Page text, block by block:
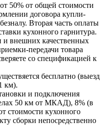
50% от общей стоимости
договора купли-
Вторая часть оплаты
кухонного гарнитура.
и внешних качественных
передачи товара
со спецификацией к
бесплатно (выезд
км).
и подключения
50 км от МКАД), 8% (в
стоимости кухонного
сборки непосредственно